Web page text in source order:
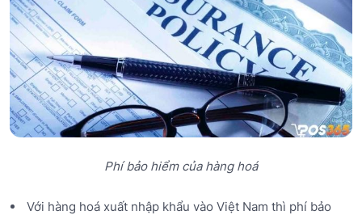
Phí bảo hiểm của hàng hoá
Với hàng hoá xuất nhập khẩu vào Việt Nam thì phí bảo